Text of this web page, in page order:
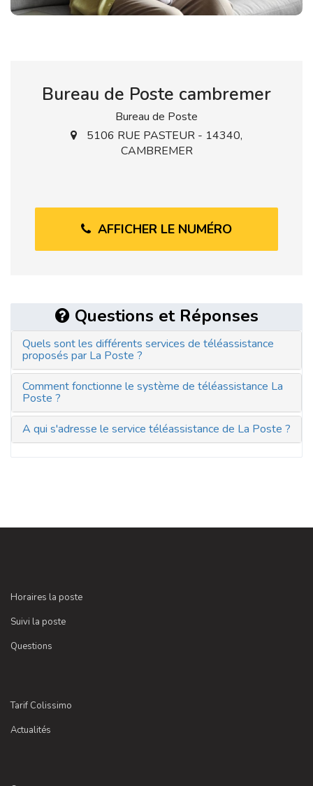
Bureau de Poste cambremer
Bureau de Poste
5106 RUE PASTEUR - 14340,
CAMBREMER
AFFICHER LE NUMÉRO
Questions et Réponses
Quels sont les différents services de téléassistance
proposés par La Poste ?
Comment fonctionne le système de téléassistance La
Poste ?
A qui s'adresse le service téléassistance de La Poste ?
Horaires la poste
Suivi la poste
Questions
Tarif Colissimo
Actualités